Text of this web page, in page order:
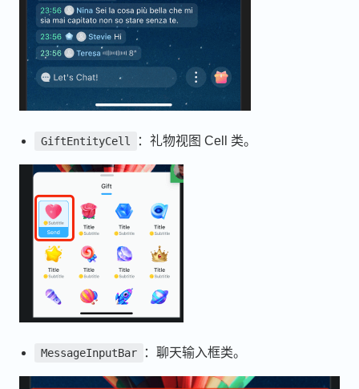
GiftEntityCell ：礼物视图 Cell 类。
MessageInputBar ：聊天输入框类。